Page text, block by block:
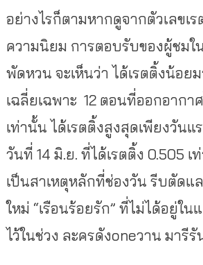
อย่างไรก็ตามหากดูจากตัวเลขเ
ความนิยม การตอบรับของผู้ชมใ
พัดหวน จะเห็นว่า ได้เรตติ้งน้อย
เฉลี่ยเฉพาะ 12 ตอนที่ออกอากา
เท่านั้น ได้เรตติ้งสูงสุดเพียงวัน
วันที่ 14 มิ.ย. ที่ได้เรตติ้ง 0.505 เ
เป็นสาเหตุหลักที่ช่องวัน รีบตัดแ
ใหม่ “เรือนร้อยรัก” ที่ไม่ได้อยู่ใ
ไว้ในช่วง ละครดังoneวาน มารี